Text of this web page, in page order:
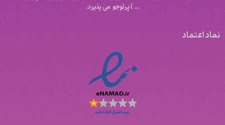
‌… ) پرتوجو می پذیرد.
نماد اعتماد